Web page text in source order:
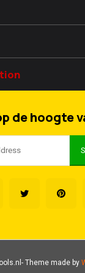
de hoogte
- Theme made by